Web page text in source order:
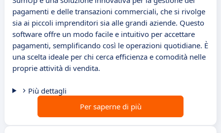
pagamenti e delle transazioni commerciali, che si rivolge
sia ai piccoli imprenditori sia alle grandi aziende. Questo
software offre un modo facile e intuitivo per accettare
pagamenti, semplificando così le operazioni quotidiane. È
una scelta ideale per chi cerca efficienza e comodità nelle
proprie attività di vendita.
Più dettagli
Per saperne di più